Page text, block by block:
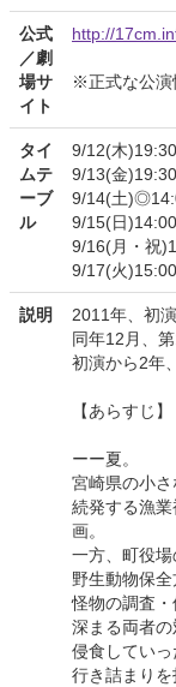
公式
／劇
場サ
イト
http://
※正式な公演
タイ
ムテ
ーブ
ル
9/12(木)19:30
9/13(金)19:30
9/14(土
9/15(日
9/16(月・祝
9/17(火)15:00
説明
2011年、初
同年12月、
初演から2年
【あらすじ】
ーー夏。
宮崎県の小さ
続発する漁
画。
一方、町役
野生動物保全
怪物の調査・
深まる両者
侵食していっ
行き詰まり